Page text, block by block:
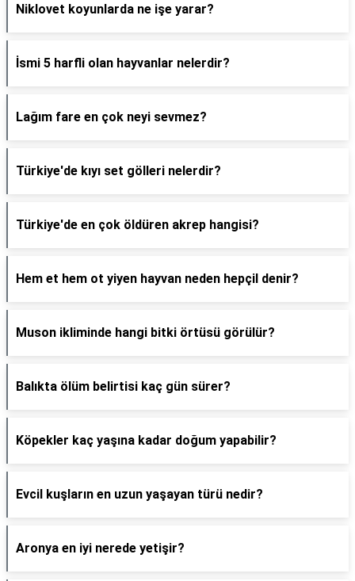
Niklovet koyunlarda ne işe yarar?
İsmi 5 harfli olan hayvanlar nelerdir?
Lağım fare en çok neyi sevmez?
Türkiye'de kıyı set gölleri nelerdir?
Türkiye'de en çok öldüren akrep hangisi?
Hem et hem ot yiyen hayvan neden hepçil denir?
Muson ikliminde hangi bitki örtüsü görülür?
Balıkta ölüm belirtisi kaç gün sürer?
Köpekler kaç yaşına kadar doğum yapabilir?
Evcil kuşların en uzun yaşayan türü nedir?
Aronya en iyi nerede yetişir?